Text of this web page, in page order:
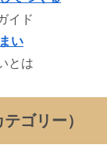
イド
い
とは
ゴリー）